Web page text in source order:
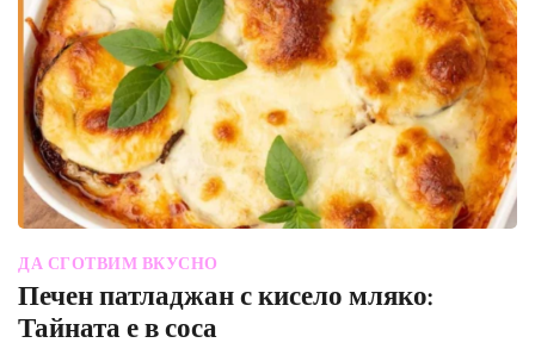
ДА СГОТВИМ ВКУСНО
Печен патладжан с кисело мляко:
Тайната е в соса